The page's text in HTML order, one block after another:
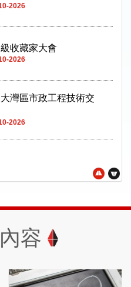
2026
收藏家大會
2026
灣區市政工程技術交
2026
容